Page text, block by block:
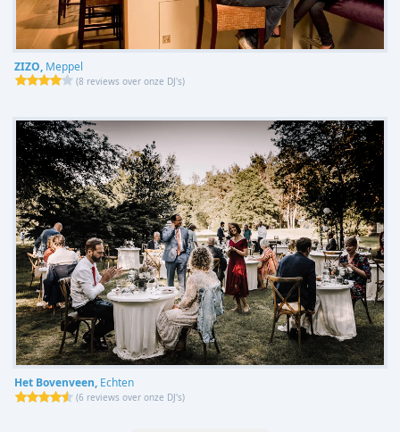
ZIZO, Meppel
(8 reviews over onze DJ's)
Het Bovenveen, Echten
(6 reviews over onze DJ's)